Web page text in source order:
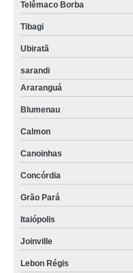
Telêmaco Borba
Tibagi
Ubiratã
sarandi
Araranguá
Blumenau
Calmon
Canoinhas
Concórdia
Grão Pará
Itaiópolis
Joinville
Lebon Régis